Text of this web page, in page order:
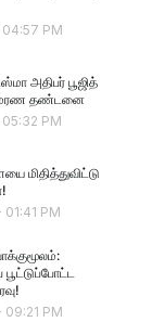
04:57 PM
அதிபர் பூஜித்
மரண தண்டனை
05:32 PM
மிதித்துவிட்டு
01:41 PM
09:21 PM